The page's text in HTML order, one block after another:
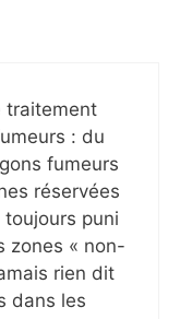
traitement
: du
fumeurs
réservées
puni
zones « non-
rien dit
dans les